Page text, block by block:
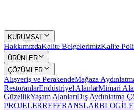
KURUMSAL
HakkımızdaKalite BelgelerimizKalite
ÜRÜNLER
ÇÖZÜMLER
Alışveriş ve PerakendeMağaza
RestoranlarEndüstriyel AlanlarMimari
GüzellikYaşam AlanlarıDış Aydınlatma
PROJELERREFERANSLARBLOG